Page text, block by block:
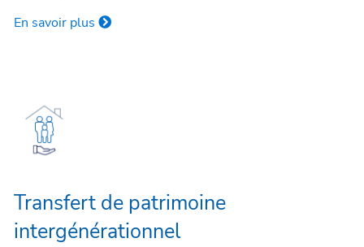
En savoir plus
Transfert de patrimoine
intergénérationnel